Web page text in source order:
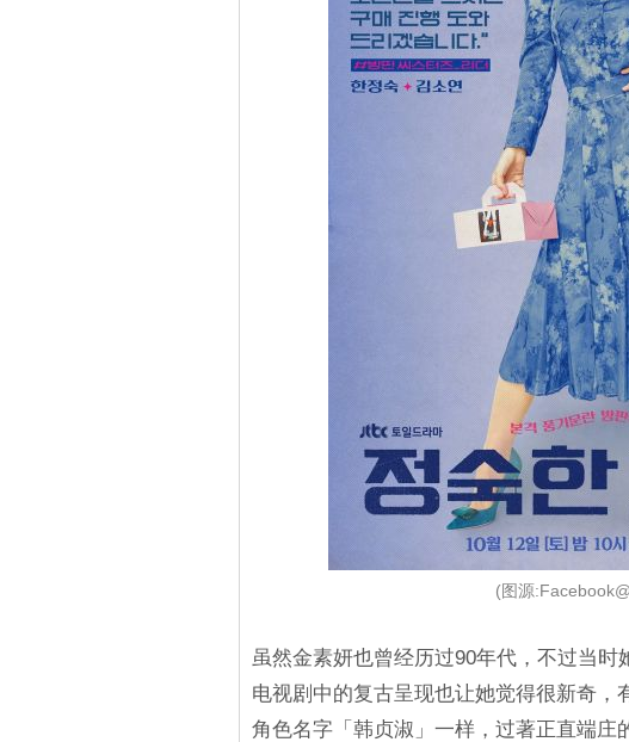
(图源
虽然金素妍也曾经历过90年代，不过当
电视剧中的复古呈现也让她觉得很新奇，
角色名字「韩贞淑」一样，过著正直端庄